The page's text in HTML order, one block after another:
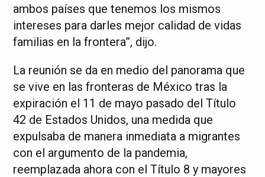
ambos países que tenemos los mismos
intereses para darles mejor calidad de vidas
familias en la frontera”, dijo.
La reunión se da en medio del panorama que
se vive en las fronteras de México tras la
expiración el 11 de mayo pasado del Título
42 de Estados Unidos, una medida que
expulsaba de manera inmediata a migrantes
con el argumento de la pandemia,
reemplazada ahora con el Título 8 y mayores